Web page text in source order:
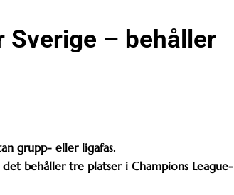
Sverige – behåller
grupp- eller ligafas.
behåller tre platser i Champions League-